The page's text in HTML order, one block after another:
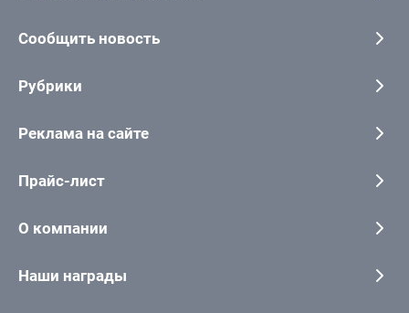
Сообщить новость
Рубрики
Реклама на сайте
Прайс-лист
О компании
Наши награды